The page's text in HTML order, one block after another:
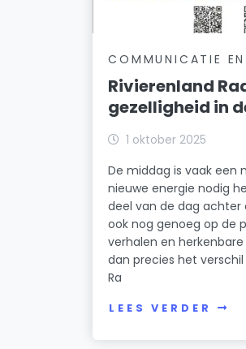
COMMUNICATIE
Rivierenland
gezelligheid in
1 oktober 2025
De middag is vaak een
nieuwe energie nodig
deel van de dag achter
ook nog genoeg op de
verhalen en
dan precies het
Ra
LEES VERDER